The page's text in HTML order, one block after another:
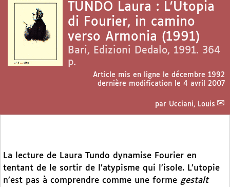
TUNDO Laura : L’Utopia
di Fourier, in camino
verso Armonia (1991)
Bari, Edizioni Dedalo, 1991. 364
p.
Article mis en ligne le décembre 1992
dernière modification le 4 avril 2007
par Ucciani, Louis
La lecture de Laura Tundo dynamise Fourier en
tentant de le sortir de l’atypisme qui l’isole. L’utopie
n’est pas à comprendre comme une forme gestalt